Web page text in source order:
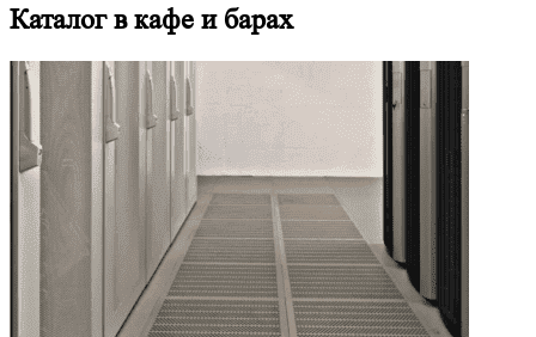
Каталог в кафе и барах